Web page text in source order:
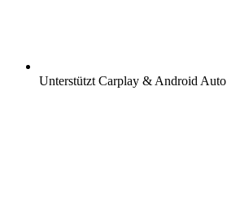
Unterstützt Carplay & Android Auto